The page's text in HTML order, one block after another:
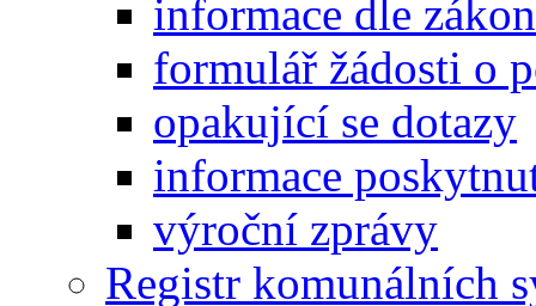
informace dle
formulář žádosti o
opakující se dotazy
informace
výroční zprávy
Registr komunálních